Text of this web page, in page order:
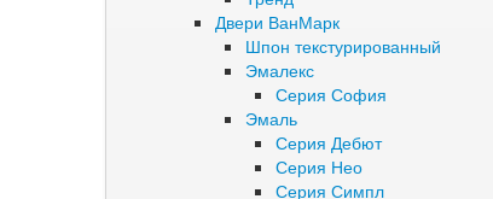
Двери ВанМарк
Шпон текстурированный
Эмалекс
Серия София
Эмаль
Серия Дебют
Серия Нео
Серия Симпл